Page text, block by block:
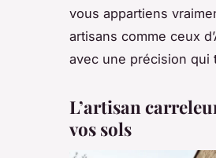
vous appartiens
artisans comme ceux
avec une précision qui
L’artisan
vos sols